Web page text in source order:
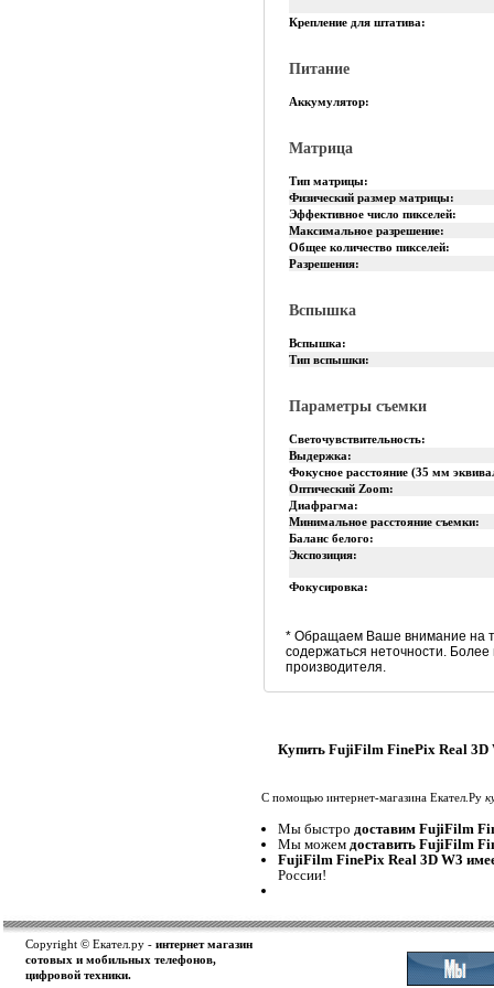
Крепление для штатива:
Питание
Аккумулятор:
Матрица
Тип матрицы:
Физический размер матрицы:
Эффективное число пикселей:
Максимальное разрешение:
Общее количество пикселей:
Разрешения:
Вспышка
Вспышка:
Тип вспышки:
Параметры съемки
Светочувствительность:
Выдержка:
Фокусное расстояние (35 мм
Оптический Zoom:
Диафрагма:
Минимальное расстояние съемки:
Баланс белого:
Экспозиция:
Фокусировка:
* Обращаем Ваше внимание на
содержаться неточности.
производителя.
Купить FujiFilm FinePix Real 3D
С помощью интернет-магазина Екател.Ру
Мы быстро доставим FujiFilm
Мы можем доставить FujiFilm
FujiFilm FinePix Real 3D W3
России!
Copyright © Екател.ру - интернет магазин
сотовых и мобильных телефонов,
цифровой техники.